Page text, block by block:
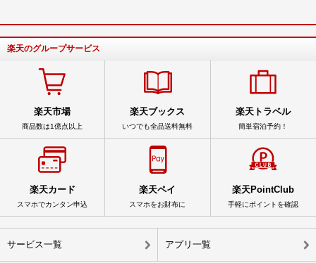
楽天のグループサービス
楽天市場
商品数は1億点以上
楽天ブックス
いつでも全品送料無料
楽天トラベル
簡単宿泊予約！
楽天カード
スマホでカンタン申込
楽天ペイ
スマホをお財布に
楽天PointClub
手軽にポイントを確認
サービス一覧 アプリ一覧